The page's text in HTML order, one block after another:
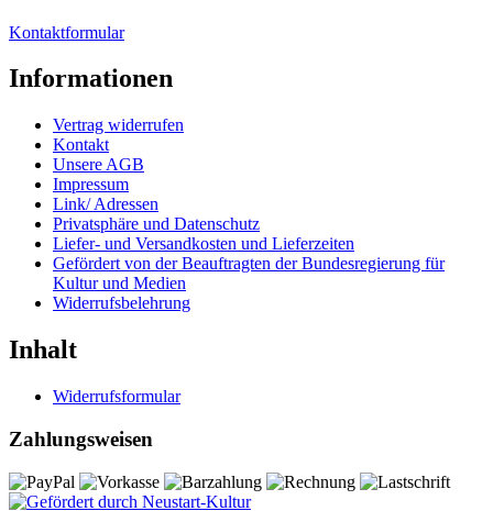
Kontaktformular
Informationen
Vertrag widerrufen
Kontakt
Unsere AGB
Impressum
Link/ Adressen
Privatsphäre und Datenschutz
Liefer- und Versandkosten und Lieferzeiten
Gefördert von der Beauftragten der Bundesregierung für
Kultur und Medien
Widerrufsbelehrung
Inhalt
Widerrufsformular
Zahlungsweisen